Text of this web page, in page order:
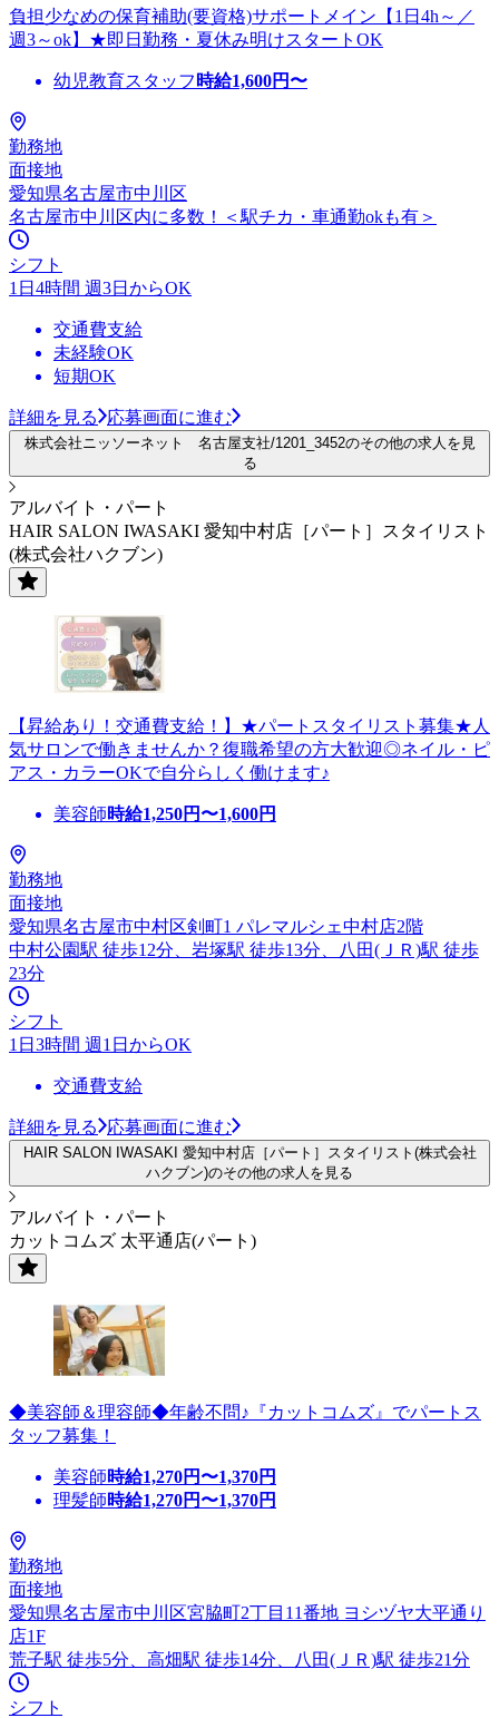
負担少なめの保育補助(要資格)サポートメイン【1日4h～／
週3～ok】★即日勤務・夏休み明けスタートOK
幼児教育スタッフ 時給1,600円〜
勤務地
面接地
愛知県名古屋市中川区
名古屋市中川区内に多数！＜駅チカ・車通勤okも有＞
シフト
1日4時間 週3日からOK
交通費支給
未経験OK
短期OK
詳細を見る 応募画面に進む
株式会社ニッソーネット 名古屋支社/1201_3452のその他の求人を見
る
アルバイト・パート
HAIR SALON IWASAKI 愛知中村店［パート］スタイリスト
(株式会社ハクブン)
【昇給あり！交通費支給！】★パートスタイリスト募集★人
気サロンで働きませんか？復職希望の方大歓迎◎ネイル・ピ
アス・カラーOKで自分らしく働けます♪
美容師時給1,250円〜1,600円
勤務地
面接地
愛知県名古屋市中村区剣町1 パレマルシェ中村店2階
中村公園駅 徒歩12分、岩塚駅 徒歩13分、八田(ＪＲ)駅 徒歩
23分
シフト
1日3時間 週1日からOK
交通費支給
詳細を見る 応募画面に進む
HAIR SALON IWASAKI 愛知中村店［パート］スタイリスト(株式会社
ハクブン)のその他の求人を見る
アルバイト・パート
カットコムズ 太平通店(パート)
◆美容師＆理容師◆年齢不問♪『カットコムズ』でパートス
タッフ募集！
美容師時給1,270円〜1,370円
理髪師時給1,270円〜1,370円
勤務地
面接地
愛知県名古屋市中川区宮脇町2丁目11番地 ヨシヅヤ大平通り
店1F
荒子駅 徒歩5分、高畑駅 徒歩14分、八田(ＪＲ)駅 徒歩21分
シフト